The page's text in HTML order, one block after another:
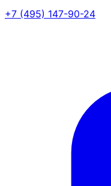
+7 (495) 147-90-24